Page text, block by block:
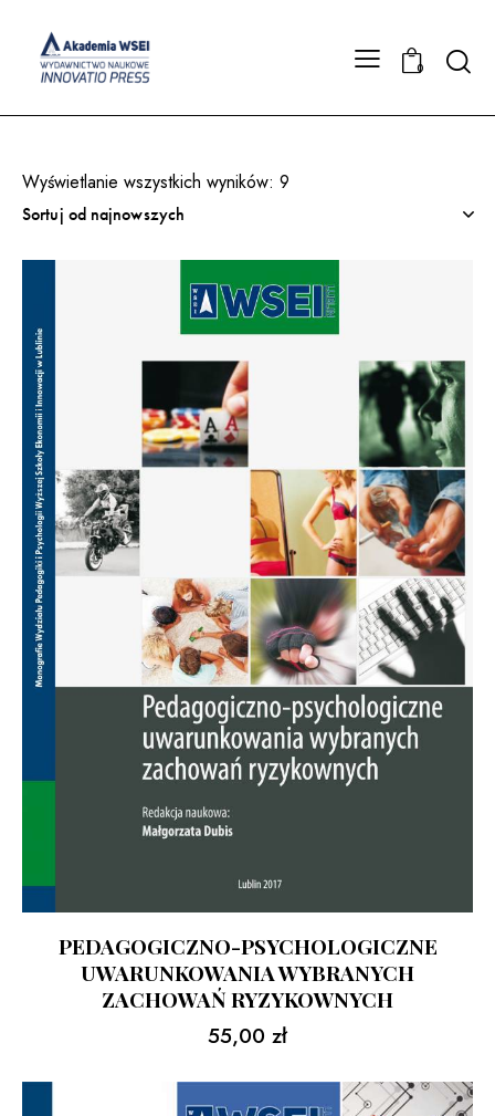
0
Wyświetlanie wszystkich wyników: 9
PEDAGOGICZNO-PSYCHOLOGICZNE
UWARUNKOWANIA WYBRANYCH
ZACHOWAŃ RYZYKOWNYCH
55,00 zł